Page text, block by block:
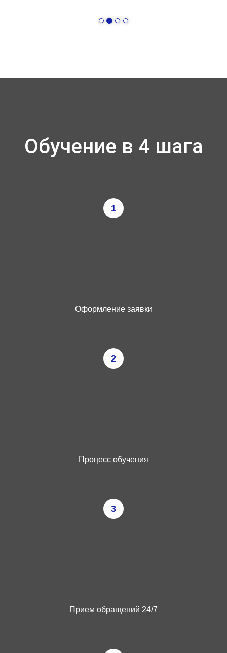
Обучение в 4 шага
1
Оформление заявки
2
Процесс обучения
3
Прием обращений 24/7